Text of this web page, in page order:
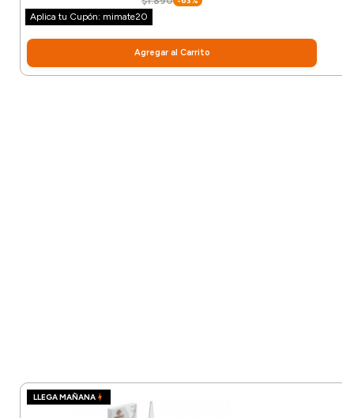
Aplica tu Cupón: mimate20
Agregar al Carrito
LLEGA MAÑANA